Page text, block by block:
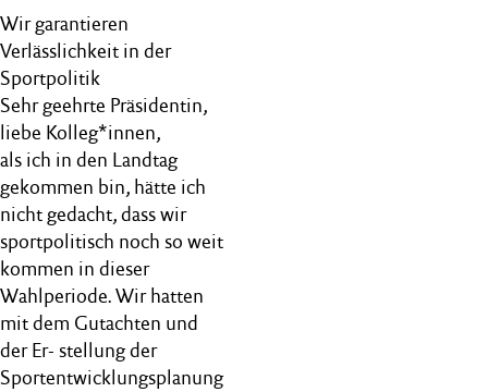
Wir garantieren
Verlässlichkeit in der
Sportpolitik
Sehr geehrte Präsidentin,
liebe Kolleg*innen,
als ich in den Landtag
gekommen bin, hätte ich
nicht gedacht, dass wir
sportpolitisch noch so weit
kommen in dieser
Wahlperiode. Wir hatten
mit dem Gutachten und
der Er- stellung der
Sportentwicklungsplanung